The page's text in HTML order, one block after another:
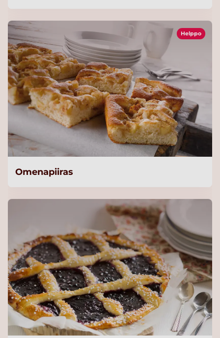
Helppo
Omenapiiras